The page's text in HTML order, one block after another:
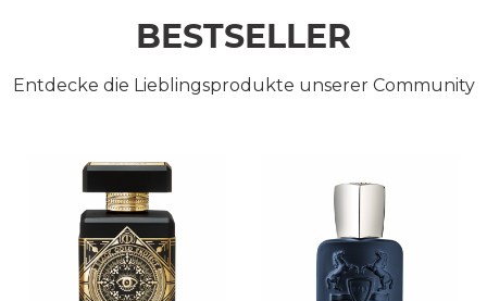
BESTSELLER
Entdecke die Lieblingsprodukte unserer Community